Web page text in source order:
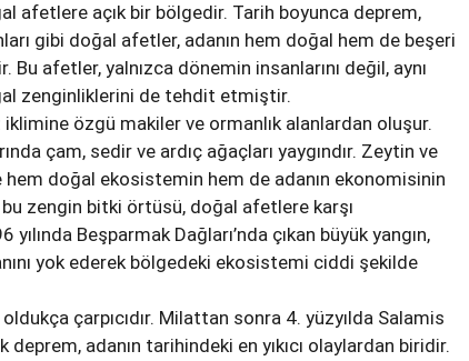
afetlere açık bir bölgedir. Tarih boyunca deprem,
gibi doğal afetler, adanın hem doğal hem de beşeri
Bu afetler, yalnızca dönemin insanlarını değil, aynı
zenginliklerini de tehdit etmiştir.
özgü makiler ve ormanlık alanlardan oluşur.
çam, sedir ve ardıç ağaçları yaygındır. Zeytin ve
doğal ekosistemin hem de adanın ekonomisinin
bu zengin bitki örtüsü, doğal afetlere karşı
yılında Beşparmak Dağları’nda çıkan büyük yangın,
yok ederek bölgedeki ekosistemi ciddi şekilde
oldukça çarpıcıdır. Milattan sonra 4. yüzyılda Salamis
deprem, adanın tarihindeki en yıkıcı olaylardan biridir.